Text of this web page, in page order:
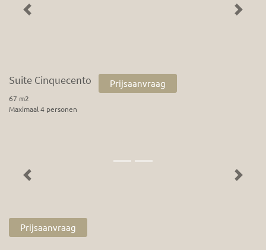
Previous Next
Suite Cinquecento Prijsaanvraag
67 m2
Maximaal 4 personen
Previous Next
Prijsaanvraag